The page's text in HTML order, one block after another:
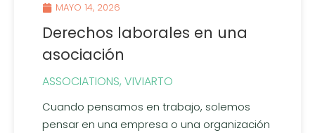
MAYO 14, 2026
Derechos laborales en una
asociación
ASSOCIATIONS, VIVIARTO
Cuando pensamos en trabajo, solemos
pensar en una empresa o una organización